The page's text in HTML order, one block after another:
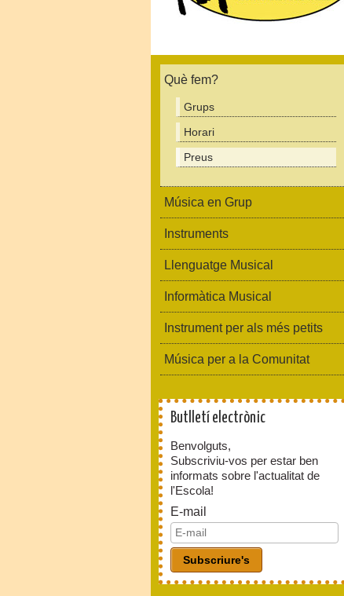
Què fem?
Grups
Horari
Preus
Música en Grup
Instruments
Llenguatge Musical
Informàtica Musical
Instrument per als més petits
Música per a la Comunitat
Butlletí electrònic
Benvolguts,
Subscriviu-vos per estar ben
informats sobre l'actualitat de
l'Escola!
E-mail